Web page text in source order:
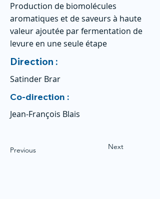
Production de biomolécules
aromatiques et de saveurs à haute
valeur ajoutée par fermentation de
levure en une seule étape
Direction :
Satinder Brar
Co-direction :
Jean-François Blais
Previous Next